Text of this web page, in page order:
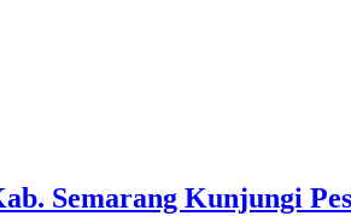
Semarang Kunjungi